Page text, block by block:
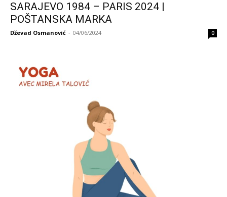
SARAJEVO 1984 – PARIS 2024 |
POŠTANSKA MARKA
Dževad Osmanović - 04/06/2024 0